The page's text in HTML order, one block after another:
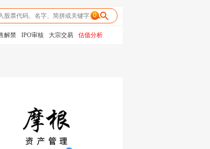
0
解禁 IPO审核 大宗交易 估值分析